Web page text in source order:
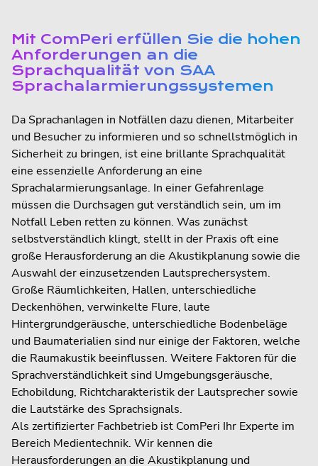
Mit ComPeri erfüllen Sie die hohen
Anforderungen an die
Sprachqualität von SAA
Sprachalarmierungssystemen
Da Sprachanlagen in Notfällen dazu dienen, Mitarbeiter
und Besucher zu informieren und so schnellstmöglich in
Sicherheit zu bringen, ist eine brillante Sprachqualität
eine essenzielle Anforderung an eine
Sprachalarmierungsanlage. In einer Gefahrenlage
müssen die Durchsagen gut verständlich sein, um im
Notfall Leben retten zu können. Was zunächst
selbstverständlich klingt, stellt in der Praxis oft eine
große Herausforderung an die Akustikplanung sowie die
Auswahl der einzusetzenden Lautsprechersystem.
Große Räumlichkeiten, Hallen, unterschiedliche
Deckenhöhen, verwinkelte Flure, laute
Hintergrundgeräusche, unterschiedliche Bodenbeläge
und Baumaterialien sind nur einige der Faktoren, welche
die Raumakustik beeinflussen. Weitere Faktoren für die
Sprachverständlichkeit sind Umgebungsgeräusche,
Echobildung, Richtcharakteristik der Lautsprecher sowie
die Lautstärke des Sprachsignals.
Als zertifizierter Fachbetrieb ist ComPeri Ihr Experte im
Bereich Medientechnik. Wir kennen die
Herausforderungen an die Akustikplanung und